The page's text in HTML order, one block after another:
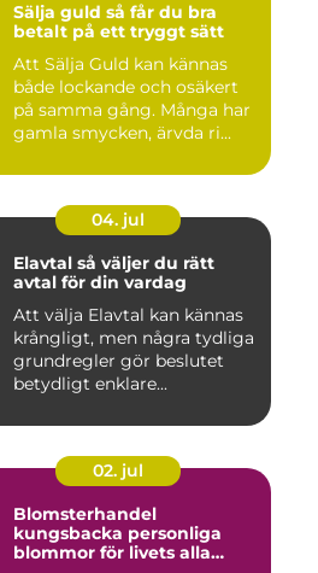
Sälja guld så får du bra
betalt på ett tryggt sätt
Att Sälja Guld kan kännas
både lockande och osäkert
på samma gång. Många har
gamla smycken, ärvda ri...
04. jul
Elavtal så väljer du rätt
avtal för din vardag
Att välja Elavtal kan kännas
krångligt, men några tydliga
grundregler gör beslutet
betydligt enklare...
02. jul
Blomsterhandel
kungsbacka personliga
blommor för livets alla